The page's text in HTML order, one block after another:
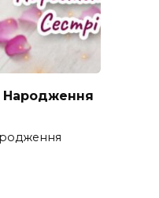
Народження